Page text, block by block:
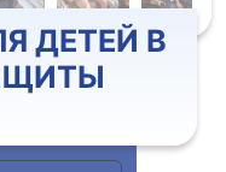
ДЕТЕЙ В